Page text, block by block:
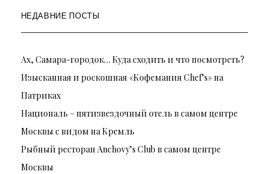
НЕДАВНИЕ ПОСТЫ
Ах, Самара-городок… Куда сходить и что посмотреть?
Изысканная и роскошная «Кофемания Chef’s» на
Патриках
Националь – пятизвездочный отель в самом центре
Москвы с видом на Кремль
Рыбный ресторан Anchovy’s Club в самом центре
Москвы